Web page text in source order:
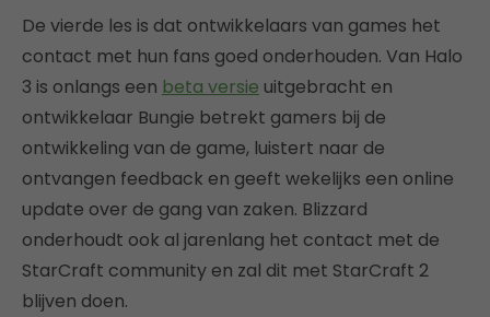
De vierde les is dat ontwikkelaars van games het
contact met hun fans goed onderhouden. Van Halo
3 is onlangs een beta versie uitgebracht en
ontwikkelaar Bungie betrekt gamers bij de
ontwikkeling van de game, luistert naar de
ontvangen feedback en geeft wekelijks een online
update over de gang van zaken. Blizzard
onderhoudt ook al jarenlang het contact met de
StarCraft community en zal dit met StarCraft 2
blijven doen.